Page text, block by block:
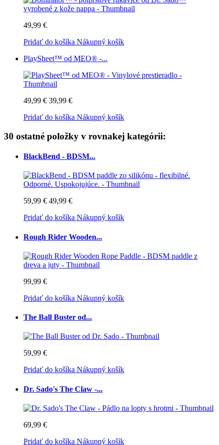
49,99 €
Pridať do košíka Nákupný košík
PlaySheet™ od MEO® -...
49,99 € 39,99 €
Pridať do košíka Nákupný košík
30 ostatné položky v rovnakej kategórii:
BlackBend - BDSM...
59,99 € 49,99 €
Pridať do košíka Nákupný košík
Rough Rider Wooden...
99,99 €
Pridať do košíka Nákupný košík
The Ball Buster od...
59,99 €
Pridať do košíka Nákupný košík
Dr. Sado's The Claw -...
69,99 €
Pridať do košíka Nákupný košík